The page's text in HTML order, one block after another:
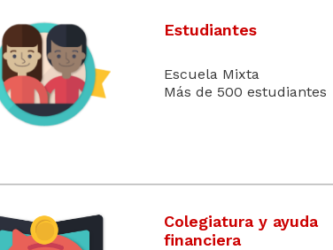
Estudiantes
Escuela Mixta
Más de 500 estudiantes
Colegiatura y ayuda
financiera